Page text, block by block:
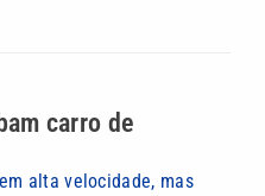
carro de
alta velocidade, mas